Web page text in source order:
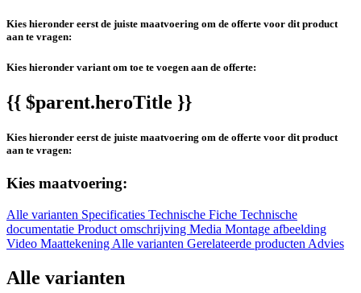
Kies hieronder eerst de juiste maatvoering om de offerte voor dit product
aan te vragen:
Kies hieronder variant om toe te voegen aan de offerte:
{{ $parent.heroTitle }}
Kies hieronder eerst de juiste maatvoering om de offerte voor dit product
aan te vragen:
Kies maatvoering:
Alle varianten Specificaties Technische Fiche Technische
documentatie Product omschrijving Media Montage afbeelding
Video Maattekening Alle varianten Gerelateerde producten Advies
Alle varianten